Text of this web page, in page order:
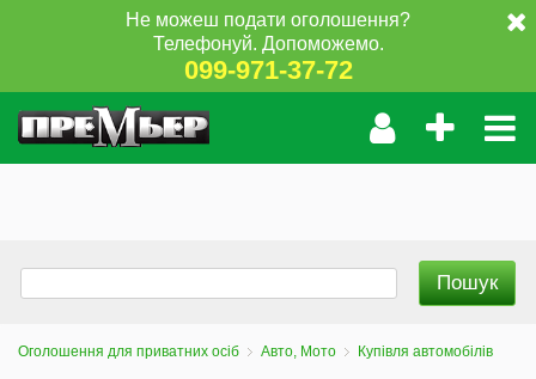
Не можеш подати оголошення?
Телефонуй. Допоможемо.
099-971-37-72
Оголошення для приватних осіб Авто, Мото Купівля автомобілів